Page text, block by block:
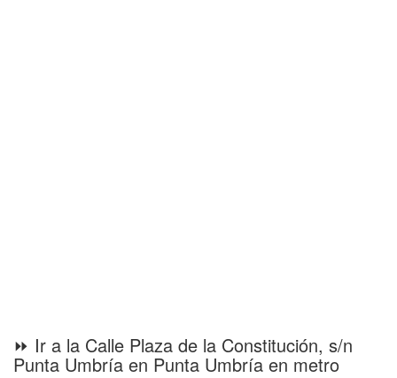
⏩ Ir a la Calle Plaza de la Constitución, s/n
Punta Umbría en Punta Umbría en metro